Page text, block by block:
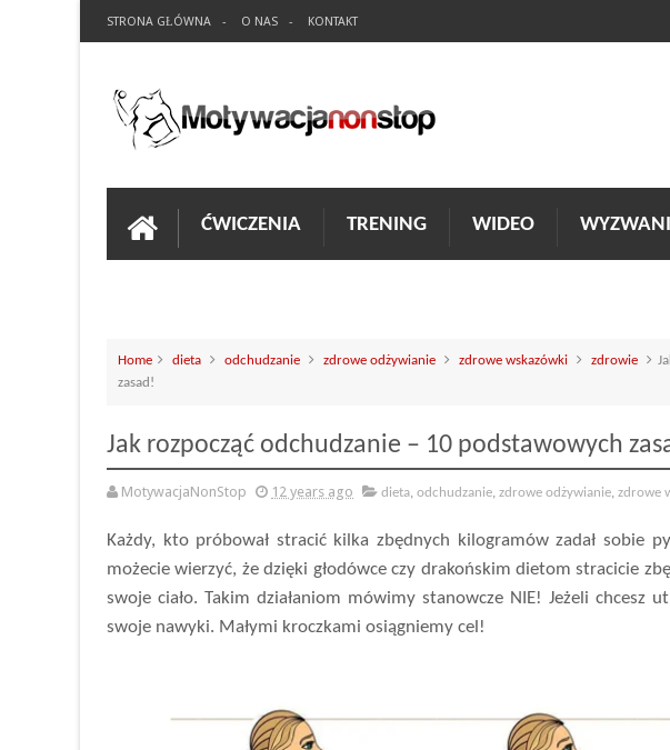
STRONA GŁÓWNA O NAS KONTAKT
ĆWICZENIA TRENING WIDEO
Home dieta odchudzanie zdrowe odżywianie zdrowe wskazówki zdrowie
zasad!
Jak rozpocząć odchudzanie – 10 podstawowych
MotywacjaNonStop 12 years ago dieta, odchudzanie, zdrowe odżywianie, zdrowe
Każdy, kto próbował stracić kilka zbędnych kilogramów zadał sobie
możecie wierzyć, że dzięki głodówce czy drakońskim dietom stracicie
swoje ciało. Takim działaniom mówimy stanowcze NIE! Jeżeli chcesz
swoje nawyki. Małymi kroczkami osiągniemy cel!